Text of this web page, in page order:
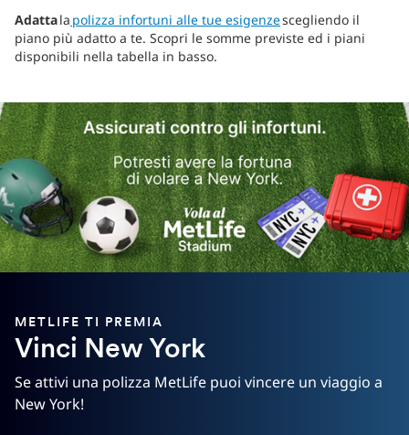
Adattala polizza infortuni alle tue esigenzescegliendo il
piano più adatto a te. Scopri le somme previste ed i piani
disponibili nella tabella in basso.
METLIFE TI PREMIA
Vinci New York
Se attivi una polizza MetLife puoi vincere un viaggio a
New York!